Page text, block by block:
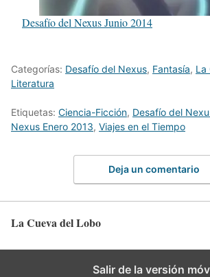
Desafío del Nexus Junio 2014
Categorías: Desafío del Nexus, Fantasía, La
Literatura
Etiquetas: Ciencia-Ficción, Desafío del
Nexus Enero 2013, Viajes en el Tiempo
Deja un comentario
La Cueva del Lobo
Salir de la versión